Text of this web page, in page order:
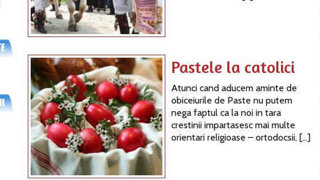
Pastele la catolici
Atunci cand aducem aminte de
obiceiurile de Paste nu putem
nega faptul ca la noi in tara
crestinii impartasesc mai multe
orientari religioase – ortodocsii, […]